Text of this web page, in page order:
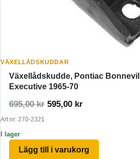
VÄXELLÅDSKUDDAR
Växellådskudde, Pontiac
Executive 1965-70
695,00kr Det ursprungliga priset
595,00 krDet
Art.nr: 270-2321
I lager
Lägg till i varukorg